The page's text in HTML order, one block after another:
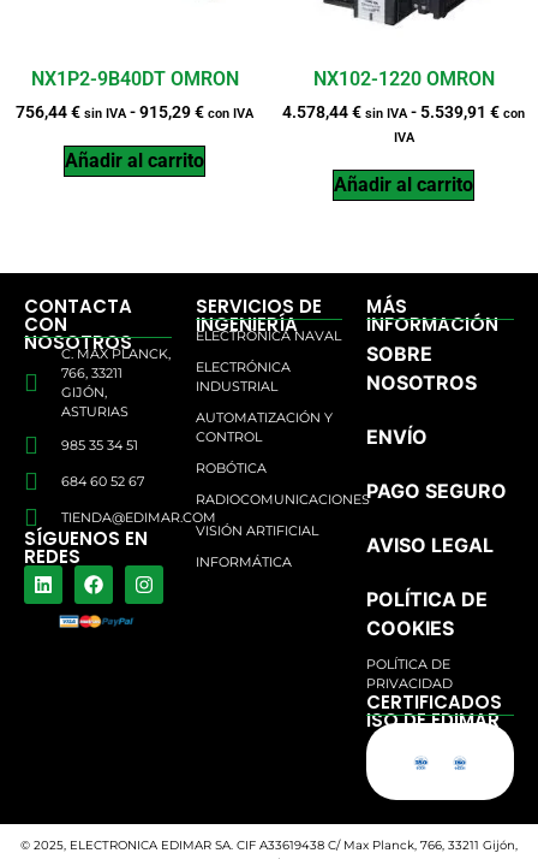
NX1P2-9B40DT OMRON
756,44€ sin IVA -915,29€ con IVA
Añadir al carrito
NX102-1220 OMRON
4.578,44€ sin IVA - 5.539,91 € con
IVA
Añadir al carrito
CONTACTA
CON
NOSOTROS
C. MAX PLANCK,
766, 33211
GIJÓN,
ASTURIAS
985 35 34 51
684 60 52 67
TIENDA@EDIMAR.COM
SÍGUENOS EN
REDES
SERVICIOS DE
INGENIERÍA
ELECTRÓNICA NAVAL
ELECTRÓNICA
INDUSTRIAL
AUTOMATIZACIÓN Y
CONTROL
ROBÓTICA
RADIOCOMUNICACIONES
VISIÓN ARTIFICIAL
INFORMÁTICA
MÁS
INFORMACIÓN
SOBRE
NOSOTROS
ENVÍO
PAGO SEGURO
AVISO LEGAL
POLÍTICA DE
COOKIES
POLÍTICA DE
PRIVACIDAD
CERTIFICADOS
ISO DE EDIMAR
© 2025, ELECTRONICA EDIMAR SA. CIF A33619438 C/ Max Planck, 766, 33211 Gijón,